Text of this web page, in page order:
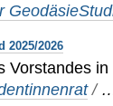
2025/2026
Vorstandes
/